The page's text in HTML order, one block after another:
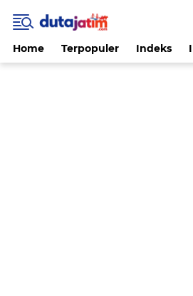
Home Terpopuler Indeks